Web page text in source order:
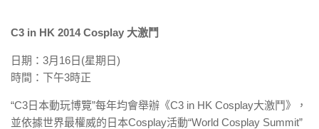
C3 in HK 2014 Cosplay 大激鬥
日期：3月16日(星期日)
時間：下午3時正
“C3日本動玩博覽”每年均會舉辦《C3 in HK Cosplay大激鬥》，
並依據世界最權威的日本Cosplay活動“World Cosplay Summit”